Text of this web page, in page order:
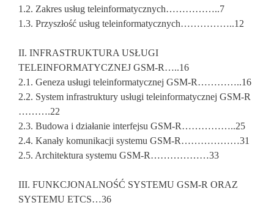
1.2. Zakres usług teleinformatycznych……………..7
1.3. Przyszłość usług teleinformatycznych……………..12
II. INFRASTRUKTURA USŁUGI
TELEINFORMATYCZNEJ GSM-R…..16
2.1. Geneza usługi teleinformatycznej GSM-R…………..16
2.2. System infrastruktury usługi teleinformatycznej GSM-R
……….22
2.3. Budowa i działanie interfejsu GSM-R……………..25
2.4. Kanały komunikacji systemu GSM-R………………31
2.5. Architektura systemu GSM-R………………33
III. FUNKCJONALNOŚĆ SYSTEMU GSM-R ORAZ
SYSTEMU ETCS…36